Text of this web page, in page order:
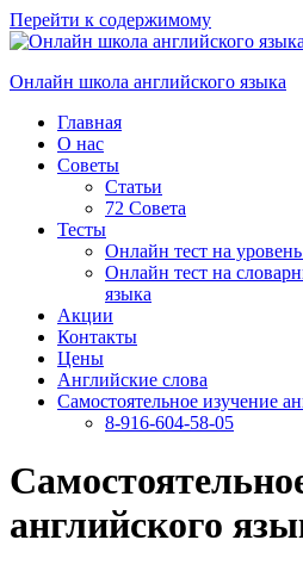
Перейти к содержимому
Онлайн школа английского языка
Главная
О нас
Советы
Статьи
72 Совета
Тесты
Онлайн тест на
Онлайн тест на
языка
Акции
Контакты
Цены
Английские слова
Самостоятельное изучение
8-916-604-58-05
английского